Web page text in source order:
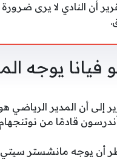
أن النادي لا يرى
فيانا يوجه
إلى أن المدير الرياضي
قادمًا من
أن يوجه مانشستر سيتي